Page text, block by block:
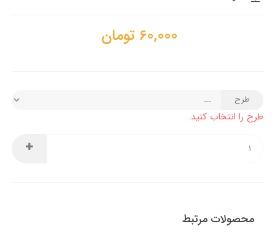
60,000 تومان
طرح
طرح را انتخاب کنید.
محصولات مرتبط